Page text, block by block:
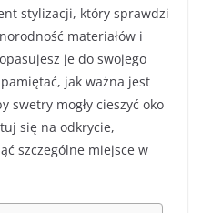
stylizacji, który sprawdzi
materiałów i
je do swojego
jak ważna jest
swetry mogły cieszyć oko
się na odkrycie,
szczególne miejsce w